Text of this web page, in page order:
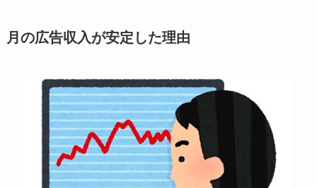
月の広告収入が安定した理由